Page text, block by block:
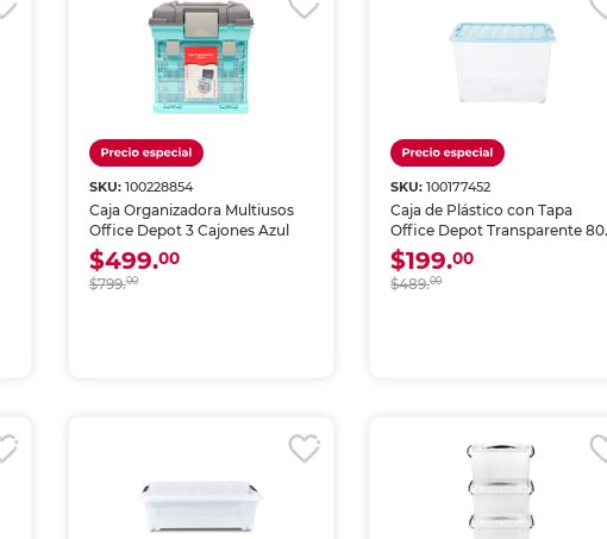
SKU: 100228854
Caja Organizadora Multiusos
Office Depot 3 Cajones Azul
$499.00
$799.00
SKU:100177452
Caja de Plástico con Tapa
Office Depot Transparente 80
L
$199.00
$489.00